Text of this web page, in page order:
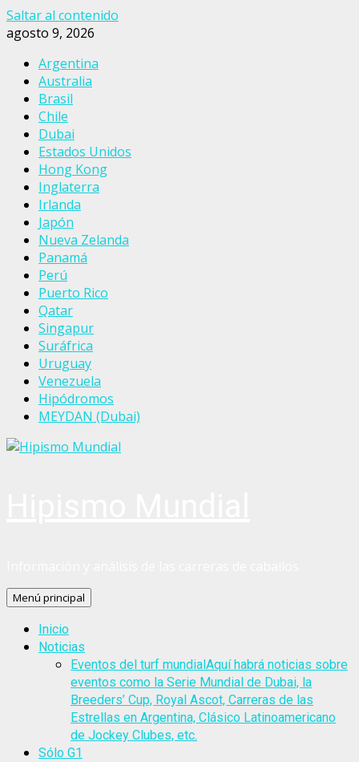
Saltar al contenido
agosto 9, 2026
Argentina
Australia
Brasil
Chile
Dubai
Estados Unidos
Hong Kong
Inglaterra
Irlanda
Japón
Nueva Zelanda
Panamá
Perú
Puerto Rico
Qatar
Singapur
Suráfrica
Uruguay
Venezuela
Hipódromos
MEYDAN (Dubai)
Menú principal
Inicio
Noticias
Eventos del turf mundialAquí habrá noticias sobre
eventos como la Serie Mundial de Dubai, la
Breeders’ Cup, Royal Ascot, Carreras de las
Estrellas en Argentina, Clásico Latinoamericano
de Jockey Clubes, etc.
Sólo G1